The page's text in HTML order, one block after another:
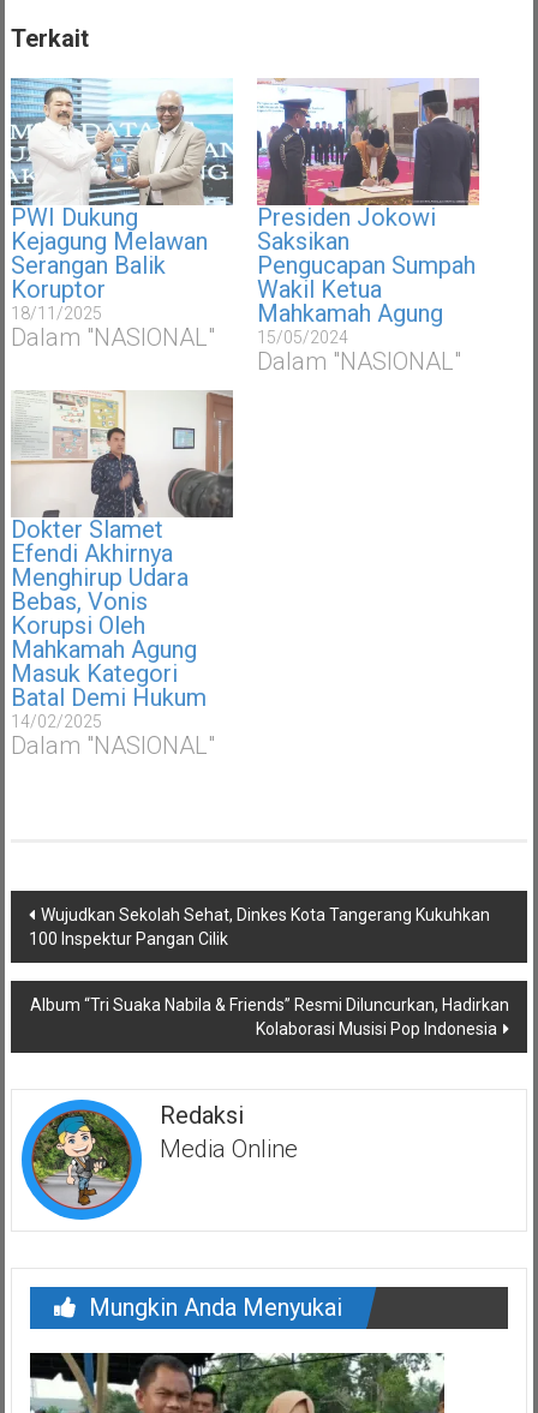
Terkait
PWI Dukung
Kejagung Melawan
Serangan Balik
Koruptor
18/11/2025
Dalam "NASIONAL"
Presiden Jokowi
Saksikan
Pengucapan Sumpah
Wakil Ketua
Mahkamah Agung
15/05/2024
Dalam "NASIONAL"
Dokter Slamet
Efendi Akhirnya
Menghirup Udara
Bebas, Vonis
Korupsi Oleh
Mahkamah Agung
Masuk Kategori
Batal Demi Hukum
14/02/2025
Dalam "NASIONAL"
Navigasi
pos
Wujudkan Sekolah Sehat, Dinkes Kota Tangerang Kukuhkan
100 Inspektur Pangan Cilik
Album “Tri Suaka Nabila & Friends” Resmi Diluncurkan, Hadirkan
Kolaborasi Musisi Pop Indonesia
Redaksi
Media Online
Mungkin Anda Menyukai